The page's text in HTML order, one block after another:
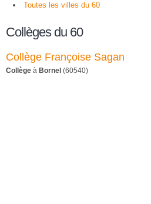
Toutes les villes du 60
Collèges du 60
Collège Françoise Sagan
Collège à Bornel (60540)